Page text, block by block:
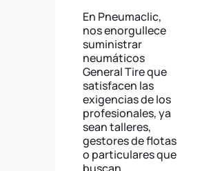
En Pneumaclic,
nos enorgullece
suministrar
neumáticos
General Tire que
satisfacen las
exigencias de los
profesionales, ya
sean talleres,
gestores de flotas
o particulares que